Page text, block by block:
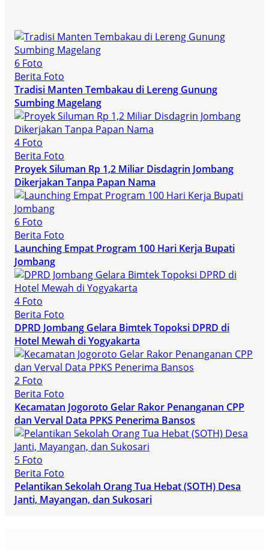
6 Foto
Berita Foto
Tradisi Manten Tembakau di Lereng Gunung
Sumbing Magelang
4 Foto
Berita Foto
Proyek Siluman Rp 1,2 Miliar Disdagrin Jombang
Dikerjakan Tanpa Papan Nama
6 Foto
Berita Foto
Launching Empat Program 100 Hari Kerja Bupati
Jombang
4 Foto
Berita Foto
DPRD Jombang Gelara Bimtek Topoksi DPRD di
Hotel Mewah di Yogyakarta
2 Foto
Berita Foto
Kecamatan Jogoroto Gelar Rakor Penanganan CPP
dan Verval Data PPKS Penerima Bansos
5 Foto
Berita Foto
Pelantikan Sekolah Orang Tua Hebat (SOTH) Desa
Janti, Mayangan, dan Sukosari